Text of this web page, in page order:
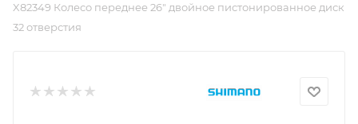
X82349 Колесо переднее 26" двойное пистонированное диск
32 отверстия